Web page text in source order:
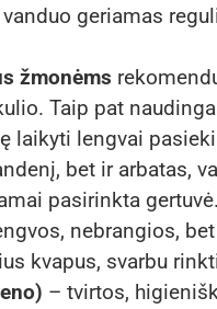
geriamas
žmonėms
Taip pat
laikyti lengvai
bet ir arbatas,
pasirinkta
nebrangios,
kvapus, svarbu
– tvirtos,